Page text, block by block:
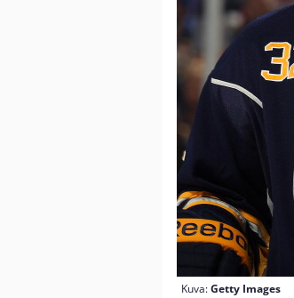
Kuva:Getty Images